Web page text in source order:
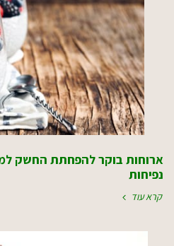
ארוחות בוקר להפחתת החשק
נפיחות
קרא עוד